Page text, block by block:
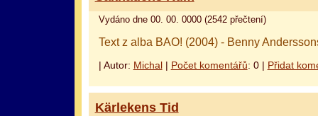
альфа банк кредит наличными
оформление кредитной карты онлайн альфа банк
Vydáno dne 00. 00. 0000 (2542 přečtení)
Text z alba BAO! (2004) - Benny
| Autor: Michal| Počet komentářů: 0 | Přidat
Kärlekens Tid